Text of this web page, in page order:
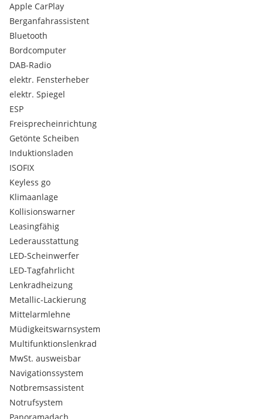
Apple CarPlay
Berganfahrassistent
Bluetooth
Bordcomputer
DAB-Radio
elektr. Fensterheber
elektr. Spiegel
ESP
Freisprecheinrichtung
Getönte Scheiben
Induktionsladen
ISOFIX
Keyless go
Klimaanlage
Kollisionswarner
Leasingfähig
Lederausstattung
LED-Scheinwerfer
LED-Tagfahrlicht
Lenkradheizung
Metallic-Lackierung
Mittelarmlehne
Müdigkeitswarnsystem
Multifunktionslenkrad
MwSt. ausweisbar
Navigationssystem
Notbremsassistent
Notrufsystem